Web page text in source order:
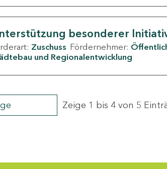
besonderer
Zuschuss Fördernehmer:
und Regionalentwicklung
Zeige 1 bis 4 von 5